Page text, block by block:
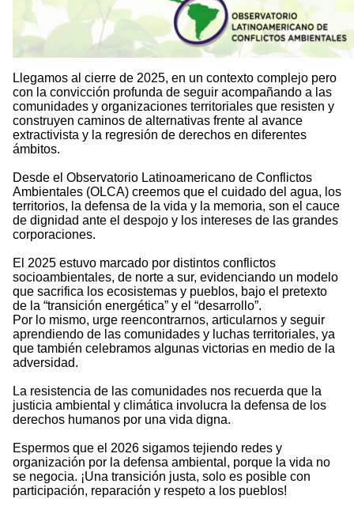
Llegamos al cierre de 2025, en un contexto complejo pero
con la convicción profunda de seguir acompañando a las
comunidades y organizaciones territoriales que resisten y
construyen caminos de alternativas frente al avance
extractivista y la regresión de derechos en diferentes
ámbitos.
Desde el Observatorio Latinoamericano de Conflictos
Ambientales (OLCA) creemos que el cuidado del agua, los
territorios, la defensa de la vida y la memoria, son el cauce
de dignidad ante el despojo y los intereses de las grandes
corporaciones.
El 2025 estuvo marcado por distintos conflictos
socioambientales, de norte a sur, evidenciando un modelo
que sacrifica los ecosistemas y pueblos, bajo el pretexto
de la “transición energética” y el “desarrollo”.
Por lo mismo, urge reencontrarnos, articularnos y seguir
aprendiendo de las comunidades y luchas territoriales, ya
que también celebramos algunas victorias en medio de la
adversidad.
La resistencia de las comunidades nos recuerda que la
justicia ambiental y climática involucra la defensa de los
derechos humanos por una vida digna.
Espermos que el 2026 sigamos tejiendo redes y
organización por la defensa ambiental, porque la vida no
se negocia. ¡Una transición justa, solo es posible con
participación, reparación y respeto a los pueblos!